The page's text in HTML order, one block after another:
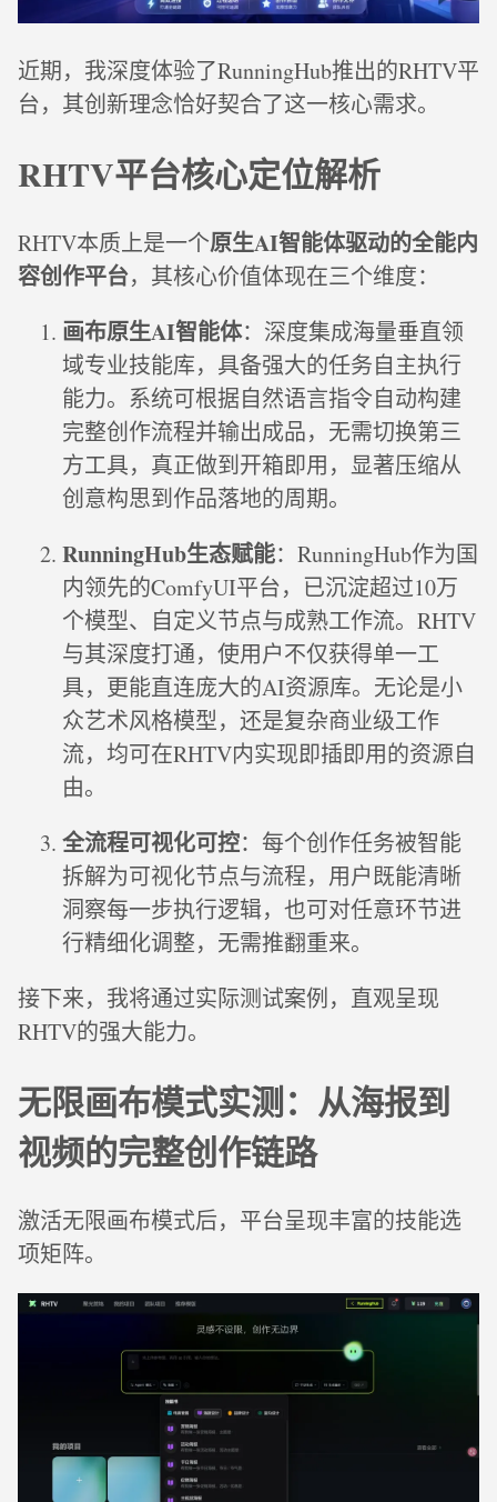
近期，我深度体验了RunningHub推出的RHTV平
台，其创新理念恰好契合了这一核心需求。
RHTV平台核心定位解析
RHTV本质上是一个原生AI智能体驱动的全能内
容创作平台，其核心价值体现在三个维度：
画布原生AI智能体：深度集成海量垂直领
域专业技能库，具备强大的任务自主执行
能力。系统可根据自然语言指令自动构建
完整创作流程并输出成品，无需切换第三
方工具，真正做到开箱即用，显著压缩从
创意构思到作品落地的周期。
RunningHub生态赋能：RunningHub作为国
内领先的ComfyUI平台，已沉淀超过10万
个模型、自定义节点与成熟工作流。RHTV
与其深度打通，使用户不仅获得单一工
具，更能直连庞大的AI资源库。无论是小
众艺术风格模型，还是复杂商业级工作
流，均可在RHTV内实现即插即用的资源自
由。
全流程可视化可控：每个创作任务被智能
拆解为可视化节点与流程，用户既能清晰
洞察每一步执行逻辑，也可对任意环节进
行精细化调整，无需推翻重来。
接下来，我将通过实际测试案例，直观呈现
RHTV的强大能力。
无限画布模式实测：从海报到
视频的完整创作链路
激活无限画布模式后，平台呈现丰富的技能选
项矩阵。